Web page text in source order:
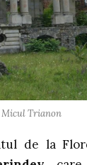
Micul Trianon
de la